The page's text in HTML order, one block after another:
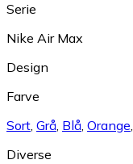
Serie
Nike Air Max
Design
Farve
Sort, Grå, Blå, Orange,
Diverse